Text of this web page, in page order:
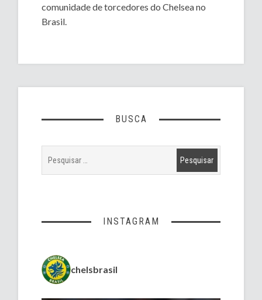
comunidade de torcedores do Chelsea no
Brasil.
BUSCA
INSTAGRAM
chelsbrasil